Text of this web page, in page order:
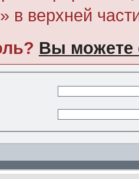
в верхней
Вы можете